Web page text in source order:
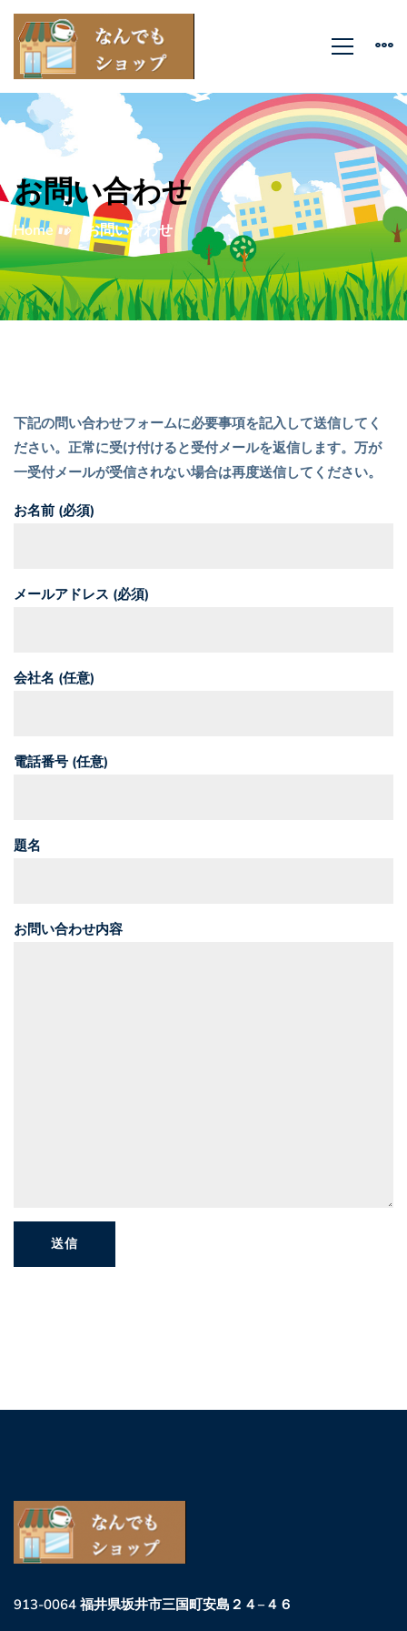
お問い合わせ
Home お問い合わせ
お
問
い
わ
下記の問い合わせフォームに必要事項を記入して送信してく
ださい。正常に受け付けると受付メールを返信します。万が
一受付メールが受信されない場合は再度送信してください。
お名前 (必須)
メールアドレス (必須)
会社名 (任意)
電話番号 (任意)
題名
お問い合わせ内容
913-0064 福井県坂井市三国町安島２４−４６